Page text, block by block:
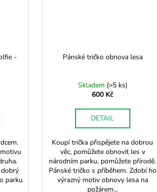
-
parku
Pánské tričko obnova lesa
Skladem (>5 ks)
600 Kč
DETAIL
Koupí trička přispějete na dobrou
věc, pomůžete obnovit les v
národním parku, pomůžete přírodě.
Pánské tričko s příběhem. Zdobí ho
výrazný motiv obnovy lesa na
požárem...